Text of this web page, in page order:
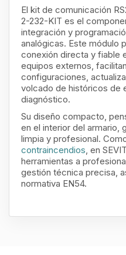
El kit de comunicación
2-232-KIT es el
integración y
analógicas. Este módulo
conexión directa y fiable
equipos externos,
configuraciones,
volcado de históricos de
diagnóstico.
Su diseño compacto,
en el interior del armario,
limpia y profesional.
contraincendios, en
herramientas a
gestión técnica precisa,
normativa EN54.